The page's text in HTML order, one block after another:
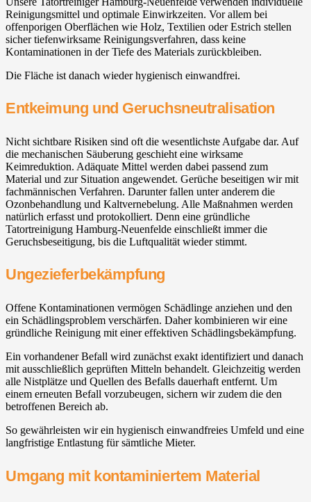
Reinigungsmittel und optimale Einwirkzeiten. Vor allem bei
offenporigen Oberflächen wie Holz, Textilien oder Estrich stellen
sicher tiefenwirksame Reinigungsverfahren, dass keine
Kontaminationen in der Tiefe des Materials zurückbleiben.
Die Fläche ist danach wieder hygienisch einwandfrei.
Entkeimung und Geruchsneutralisation
Nicht sichtbare Risiken sind oft die wesentlichste Aufgabe dar. Auf
die mechanischen Säuberung geschieht eine wirksame
Keimreduktion. Adäquate Mittel werden dabei passend zum
Material und zur Situation angewendet. Gerüche beseitigen wir mit
fachmännischen Verfahren. Darunter fallen unter anderem die
Ozonbehandlung und Kaltvernebelung. Alle Maßnahmen werden
natürlich erfasst und protokolliert. Denn eine gründliche
Tatortreinigung Hamburg-Neuenfelde einschließt immer die
Geruchsbeseitigung, bis die Luftqualität wieder stimmt.
Ungezieferbekämpfung
Offene Kontaminationen vermögen Schädlinge anziehen und den
ein Schädlingsproblem verschärfen. Daher kombinieren wir eine
gründliche Reinigung mit einer effektiven Schädlingsbekämpfung.
Ein vorhandener Befall wird zunächst exakt identifiziert und danach
mit ausschließlich geprüften Mitteln behandelt. Gleichzeitig werden
alle Nistplätze und Quellen des Befalls dauerhaft entfernt. Um
einem erneuten Befall vorzubeugen, sichern wir zudem die den
betroffenen Bereich ab.
So gewährleisten wir ein hygienisch einwandfreies Umfeld und eine
langfristige Entlastung für sämtliche Mieter.
Umgang mit kontaminiertem Material